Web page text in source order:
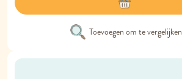
Toevoegen om te vergelijken